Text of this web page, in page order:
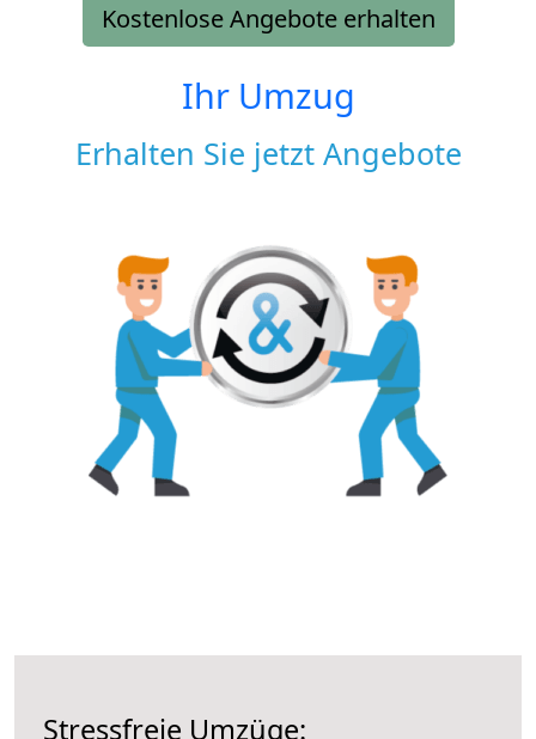
Kostenlose Angebote erhalten
Ihr Umzug
Erhalten Sie jetzt Angebote
Stressfreie Umzüge: